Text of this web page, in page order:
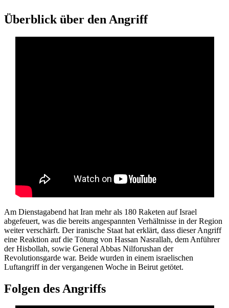
Überblick über den Angriff
Am Dienstagabend hat Iran mehr als 180 Raketen auf Israel
abgefeuert, was die bereits angespannten Verhältnisse in der Region
weiter verschärft. Der iranische Staat hat erklärt, dass dieser Angriff
eine Reaktion auf die Tötung von Hassan Nasrallah, dem Anführer
der Hisbollah, sowie General Abbas Nilforushan der
Revolutionsgarde war. Beide wurden in einem israelischen
Luftangriff in der vergangenen Woche in Beirut getötet.
Folgen des Angriffs